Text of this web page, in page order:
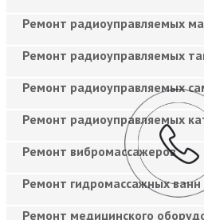
Ремонт радиоуправляемых
Ремонт радиоуправляемых
Ремонт радиоуправляемых
Ремонт радиоуправляемых
Ремонт вибромассажеров
Ремонт гидромассажных ванн
Ремонт медицинского